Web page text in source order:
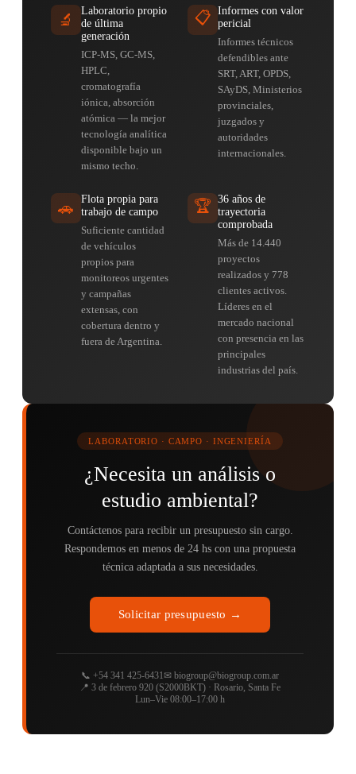
🔬
Laboratorio propio
de última
generación
ICP-MS, GC-MS,
HPLC,
cromatografía
iónica, absorción
atómica — la mejor
tecnología analítica
disponible bajo un
mismo techo.
📋 Informes con valor
pericial
Informes técnicos
defendibles ante
SRT, ART, OPDS,
SAyDS, Ministerios
provinciales,
juzgados y
autoridades
internacionales.
🚗
Flota propia para
trabajo de campo
Suficiente cantidad
de vehículos
propios para
monitoreos urgentes
y campañas
extensas, con
cobertura dentro y
fuera de Argentina.
🏆 36 años de
trayectoria
comprobada
Más de 14.440
proyectos
realizados y 778
clientes activos.
Líderes en el
mercado nacional
con presencia en las
principales
industrias del país.
LABORATORIO · CAMPO · INGENIERÍA
¿Necesita un análisis o
estudio ambiental?
Contáctenos para recibir un presupuesto sin cargo.
Respondemos en menos de 24 hs con una propuesta
técnica adaptada a sus necesidades.
Solicitar presupuesto →
📞 +54 341 425-6431✉ biogroup@biogroup.com.ar
📍 3 de febrero 920 (S2000BKT) · Rosario, Santa Fe
Lun–Vie 08:00–17:00 h